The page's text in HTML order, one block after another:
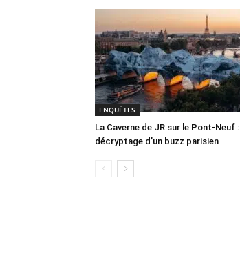
ENQUÊTES
La Caverne de JR sur le Pont-Neuf :
décryptage d’un buzz parisien